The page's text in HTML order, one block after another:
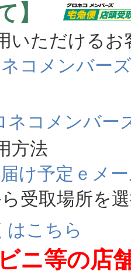
】
いただけるお
コメンバーズ
ネコメンバー
方法
届け予定ｅメ
受取場所を
はこちら
ニ等の店